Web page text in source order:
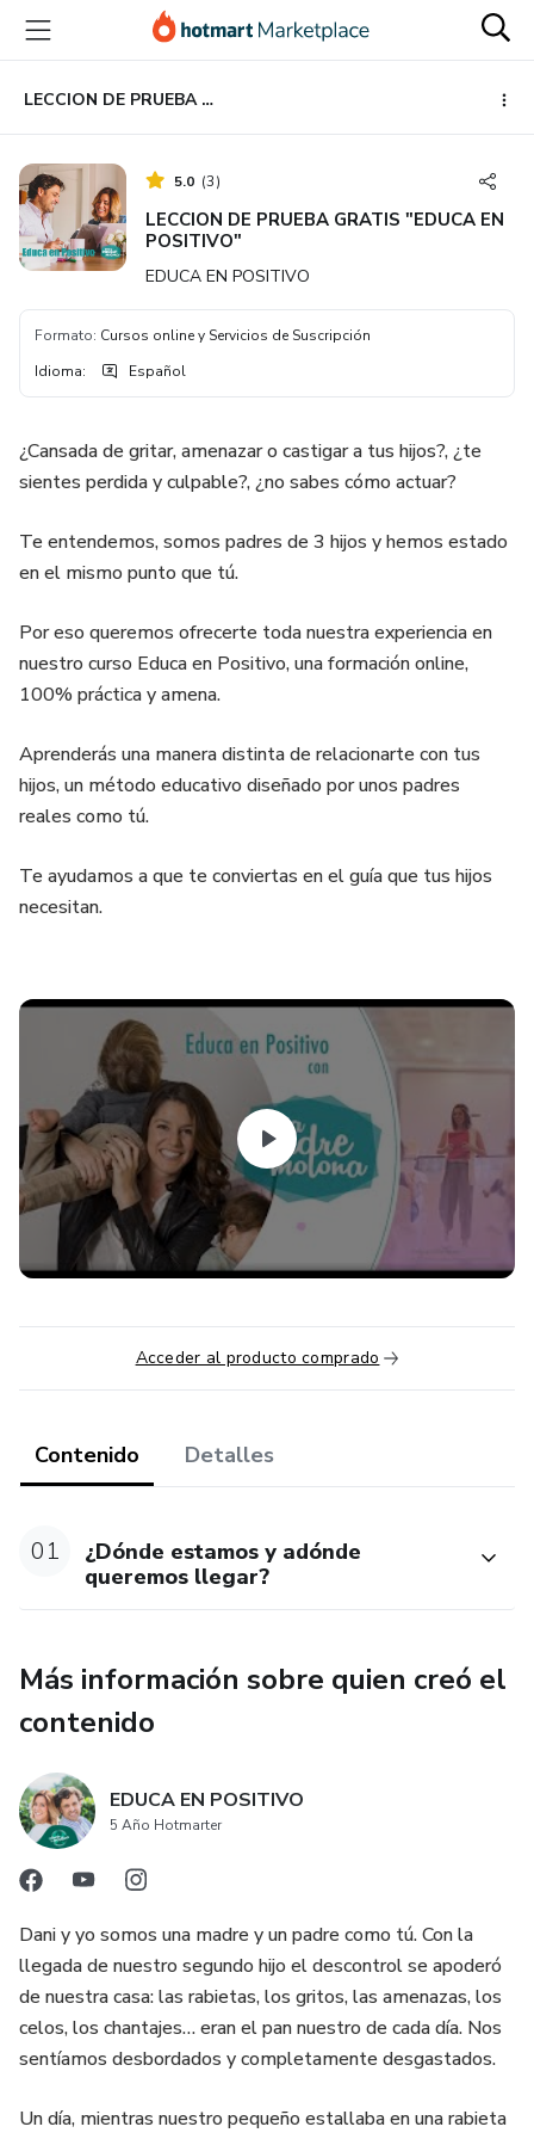
principal
página
de
página
LECCION DE PRUEBA GRATIS "EDUCA EN POSITIVO"
5.0 (3)
LECCION DE PRUEBA GRATIS "EDUCA EN
POSITIVO"
EDUCA EN POSITIVO
Formato: Cursos online y Servicios de Suscripción
Idioma: Español
¿Cansada de gritar, amenazar o castigar a tus hijos?, ¿te
sientes perdida y culpable?, ¿no sabes cómo actuar?
Te entendemos, somos padres de 3 hijos y hemos estado
en el mismo punto que tú.
Por eso queremos ofrecerte toda nuestra experiencia en
nuestro curso Educa en Positivo, una formación online,
100% práctica y amena.
Aprenderás una manera distinta de relacionarte con tus
hijos, un método educativo diseñado por unos padres
reales como tú.
Te ayudamos a que te conviertas en el guía que tus hijos
necesitan.
Acceder al producto comprado
Contenido Detalles
01
¿Dónde estamos y adónde
queremos llegar?
Más información sobre quien creó el
contenido
EDUCA EN POSITIVO
5 Año Hotmarter
Dani y yo somos una madre y un padre como tú. Con la
llegada de nuestro segundo hijo el descontrol se apoderó
de nuestra casa: las rabietas, los gritos, las amenazas, los
celos, los chantajes… eran el pan nuestro de cada día. Nos
sentíamos desbordados y completamente desgastados.
Un día, mientras nuestro pequeño estallaba en una rabieta